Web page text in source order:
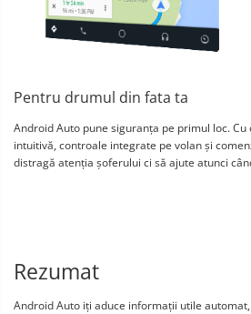
Pentru drumul din fata ta
Android Auto pune siguranța pe primul loc.
intuitivă, controale integrate pe volan și
distragă atenția șoferului ci să ajute atunci
Rezumat
Android Auto iți aduce informații utile